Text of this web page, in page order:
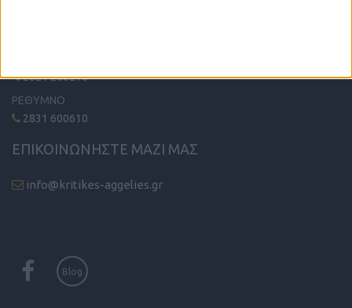
2821 200210
ΡΕΘΥΜΝΟ
2831 600610
ΕΠΙΚΟΙΝΩΝΗΣΤΕ ΜΑΖΙ ΜΑΣ
info@kritikes-aggelies.gr
Blog